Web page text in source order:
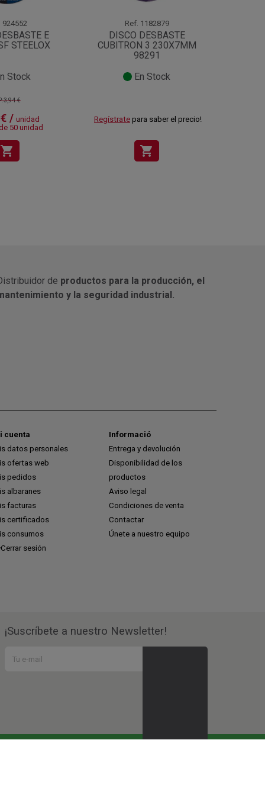
924552
E
STEELOX
Stock
€
/ unidad
50 unidad
shopping_cart
Ref. 1182879
DISCO DESBASTE
CUBITRON 3 230X7MM
98291
En Stock
Regístrate para saber el precio!
shopping_cart
de productos para la producción, el
y la seguridad industrial.
cuenta
datos personales
ofertas web
pedidos
albaranes
facturas
certificados
consumos
Cerrar sesión
Informació
Entrega y devolución
Disponibilidad de los
productos
Aviso legal
Condiciones de venta
Contactar
Únete a nuestro equipo
¡Suscríbete a nuestro Newsletter!